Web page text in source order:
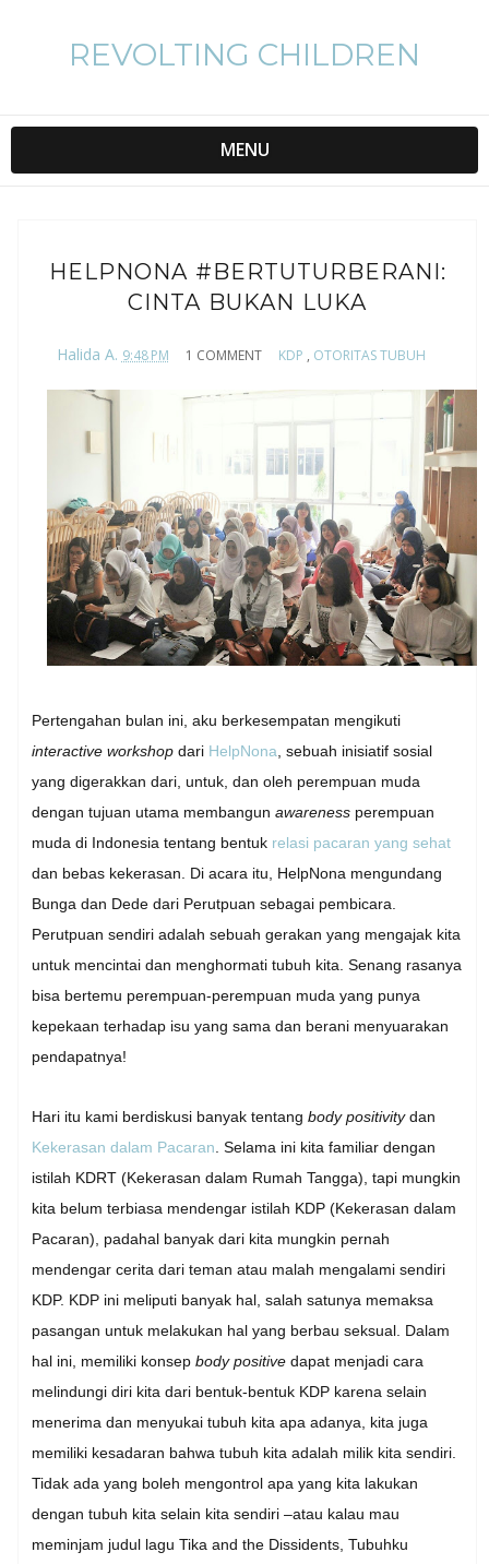
REVOLTING CHILDREN
MENU
HELPNONA #BERTUTURBERANI:
CINTA BUKAN LUKA
Halida A. 9:48 PM 1 COMMENT KDP , OTORITAS TUBUH
Pertengahan bulan ini, aku berkesempatan mengikuti
interactive workshopdari HelpNona , sebuah inisiatif sosial
yang digerakkan dari, untuk, dan oleh perempuan muda
dengan tujuan utama membangunawareness perempuan
muda di Indonesia tentang bentuk relasi pacaran yang sehat
dan bebas kekerasan. Di acara itu, HelpNona mengundang
Bunga dan Dede dari Perutpuan sebagai pembicara.
Perutpuan sendiri adalah sebuah gerakan yang mengajak kita
untuk mencintai dan menghormati tubuh kita. Senang rasanya
bisa bertemu perempuan-perempuan muda yang punya
kepekaan terhadap isu yang sama dan berani menyuarakan
pendapatnya!
Hari itu kami berdiskusi banyak tentangbody positivitydan
Kekerasan dalam Pacaran . Selama ini kita familiar dengan
istilah KDRT (Kekerasan dalam Rumah Tangga), tapi mungkin
kita belum terbiasa mendengar istilah KDP (Kekerasan dalam
Pacaran), padahal banyak dari kita mungkin pernah
mendengar cerita dari teman atau malah mengalami sendiri
KDP. KDP ini meliputi banyak hal, salah satunya memaksa
pasangan untuk melakukan hal yang berbau seksual. Dalam
hal ini, memiliki konsepbody positivedapat menjadi cara
melindungi diri kita dari bentuk-bentuk KDP karena selain
menerima dan menyukai tubuh kita apa adanya, kita juga
memiliki kesadaran bahwa tubuh kita adalah milik kita sendiri.
Tidak ada yang boleh mengontrol apa yang kita lakukan
dengan tubuh kita selain kita sendiri –atau kalau mau
meminjam judul lagu Tika and the Dissidents, Tubuhku